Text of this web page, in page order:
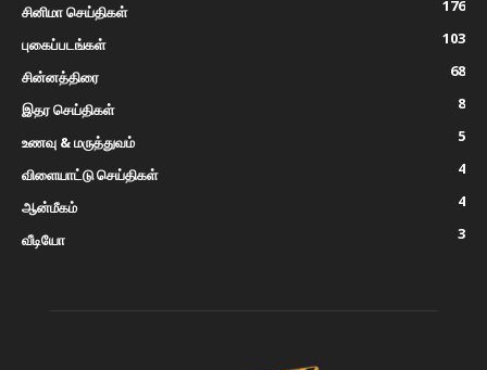
சினிமா செய்திகள்
176
புகைப்படங்கள்
103
சின்னத்திரை
68
இதர செய்திகள்
8
உணவு & மருத்துவம்
5
விளையாட்டு செய்திகள்
4
ஆன்மீகம்
4
வீடியோ
3